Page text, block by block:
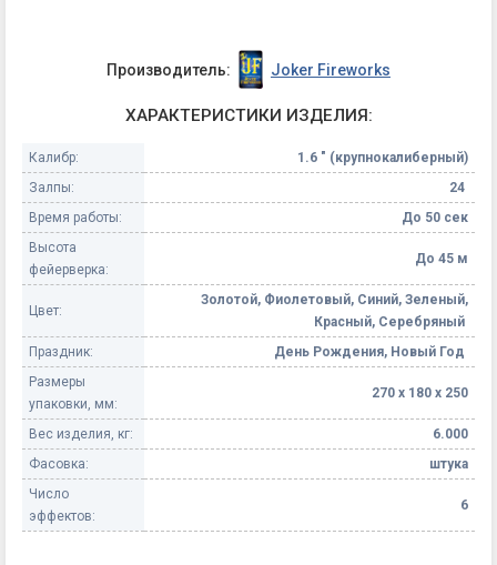
Производитель: Joker Fireworks
ХАРАКТЕРИСТИКИ ИЗДЕЛИЯ:
Калибр:
1.6 " (крупнокалиберный)
Залпы:
24
Время работы:
До 50 сек
Высота
фейерверка:
До 45 м
Цвет:
Золотой, Фиолетовый, Синий, Зеленый,
Красный, Серебряный
Праздник:
День Рождения, Новый Год
Размеры
упаковки, мм:
270 х 180 х 250
Вес изделия, кг:
6.000
Фасовка:
штука
Число
эффектов:
6